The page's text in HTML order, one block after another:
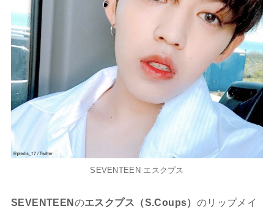
SEVENTEEN エスクプス
SEVENTEENのエスクプス（S.Coups） のリップメイ